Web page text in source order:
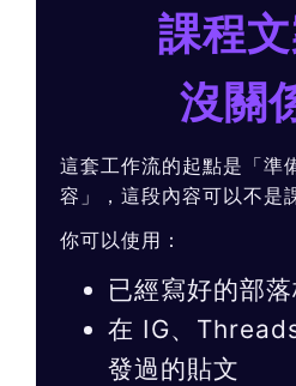
課程
沒關
這套工作流的起點是「準
容」，這段內容可以不是
你可以使用：
已經寫好的部
在 IG、
發過的貼文